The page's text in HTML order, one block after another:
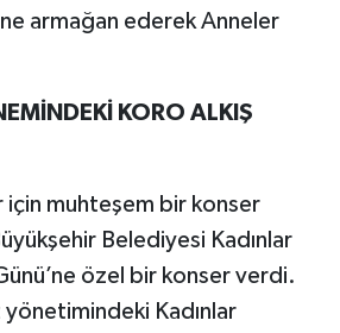
armağan ederek Anneler
KORO ALKIŞ
için muhteşem bir konser
Belediyesi Kadınlar
özel bir konser verdi.
Kadınlar